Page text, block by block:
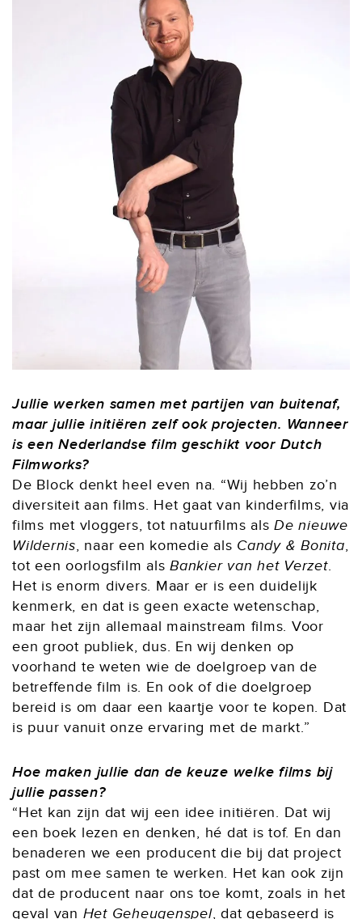
Jullie werken samen met partijen van buitenaf,
maar jullie initiëren zelf ook projecten. Wanneer
is een Nederlandse film geschikt voor Dutch
Filmworks?
De Block denkt heel even na. “Wij hebben zo’n
diversiteit aan films. Het gaat van kinderfilms, via
films met vloggers, tot natuurfilms alsDe nieuwe
Wildernis, naar een komedie als Candy & Bonita,
tot een oorlogsfilm alsBankier van het Verzet.
Het is enorm divers. Maar er is een duidelijk
kenmerk, en dat is geen exacte wetenschap,
maar het zijn allemaal mainstream films. Voor
een groot publiek, dus. En wij denken op
voorhand te weten wie de doelgroep van de
betreffende film is. En ook of die doelgroep
bereid is om daar een kaartje voor te kopen. Dat
is puur vanuit onze ervaring met de markt.”
Hoe maken jullie dan de keuze welke films bij
jullie passen?
“Het kan zijn dat wij een idee initiëren. Dat wij
een boek lezen en denken, hé dat is tof. En dan
benaderen we een producent die bij dat project
past om mee samen te werken. Het kan ook zijn
dat de producent naar ons toe komt, zoals in het
geval van Het Geheugenspel, dat gebaseerd is